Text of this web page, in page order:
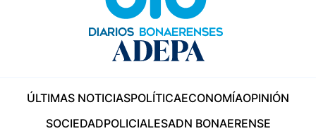
ÚLTIMAS NOTICIASPOLÍTICAECONOMÍAOPINIÓN
SOCIEDADPOLICIALESADN BONAERENSE